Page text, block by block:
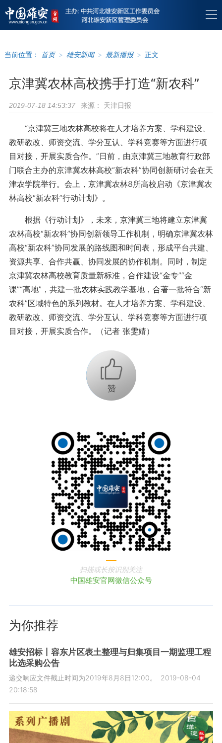
当前位置： 首页 > 雄安新闻 > 最新播报 > 正文
京津冀农林高校携手打造“新农科”
2019-07-18 14:53:37 来源： 天津日报
“京津冀三地农林高校将在人才培养方案、学科建设、
教研教改、师资交流、学分互认、学科竞赛等方面进行项
目对接，开展实质合作。”日前，由京津冀三地教育行政部
门联合主办的京津冀农林高校“新农科”协同创新研讨会在天
津农学院举行。会上，京津冀农林8所高校启动《京津冀农
林高校“新农科”行动计划》。
根据《行动计划》，未来，京津冀三地将建立京津冀
农林高校“新农科”协同创新领导工作机制，明确京津冀农林
高校“新农科”协同发展的路线图和时间表，形成平台共建、
资源共享、合作共赢、协同发展的协作机制。同时，制定
京津冀农林高校教育质量新标准，合作建设“金专”“金
课”“高地”，共建一批农林实践教学基地，合著一批符合“新
农科”区域特色的系列教材。在人才培养方案、学科建设、
教研教改、师资交流、学分互认、学科竞赛等方面进行项
目对接，开展实质合作。（记者 张雯婧）
+1
扫描或长按识别关注
中国雄安官网微信公众号
为你推荐
雄安招标丨容东片区表土整理与归集项目一期监理工程
比选采购公告
递交响应文件截止时间为2019年8月8日12:00。
2019-08-04
20:18:58